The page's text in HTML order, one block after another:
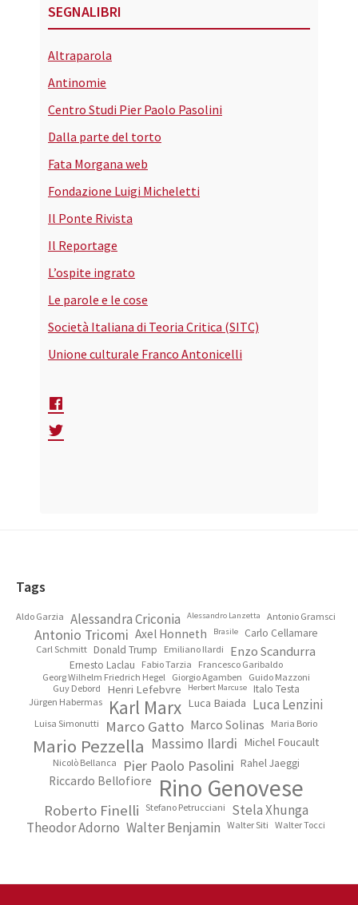
SEGNALIBRI
Altraparola
Antinomie
Centro Studi Pier Paolo Pasolini
Dalla parte del torto
Fata Morgana web
Fondazione Luigi Micheletti
Il Ponte Rivista
Il Reportage
L’ospite ingrato
Le parole e le cose
Società Italiana di Teoria Critica (SITC)
Unione culturale Franco Antonicelli
Footer
Tags
Aldo Garzia Alessandra Criconia Alessandro Lanzetta Antonio Gramsci
Antonio Tricomi Axel Honneth Brasile Carlo Cellamare
Carl Schmitt Donald Trump Emiliano Ilardi Enzo Scandurra
Ernesto Laclau Fabio Tarzia
Francesco Garibaldo
Georg Wilhelm Friedrich Hegel
Giorgio Agamben
Guido Mazzoni
Guy Debord
Henri Lefebvre Herbert Marcuse Italo Testa
Jürgen Habermas Karl Marx Luca Baiada Luca Lenzini
Luisa Simonutti Marco Gatto Marco Solinas Maria Borio
Mario Pezzella Massimo Ilardi Michel Foucault
Nicolò Bellanca Pier Paolo Pasolini Rahel Jaeggi
Riccardo Bellofiore Rino Genovese
Roberto Finelli Stefano Petrucciani
Stela Xhunga
Theodor Adorno Walter Benjamin Walter Siti Walter Tocci